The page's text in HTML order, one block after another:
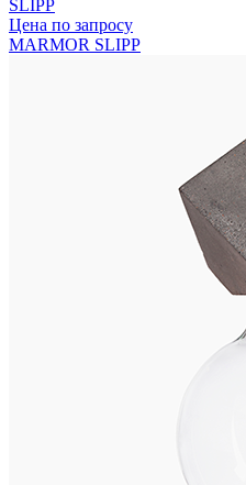
SLIPP
Цена по запросу
MARMOR SLIPP